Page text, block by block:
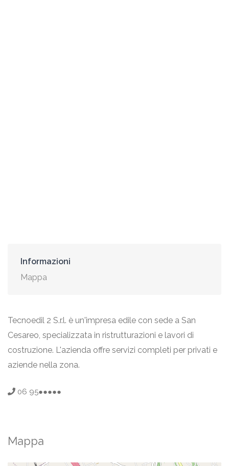
Informazioni
Mappa
Tecnoedil 2 S.r.l. è un'impresa edile con sede a San
Cesareo, specializzata in ristrutturazioni e lavori di
costruzione. L'azienda offre servizi completi per privati e
aziende nella zona.
06 95●●●●●
Mappa